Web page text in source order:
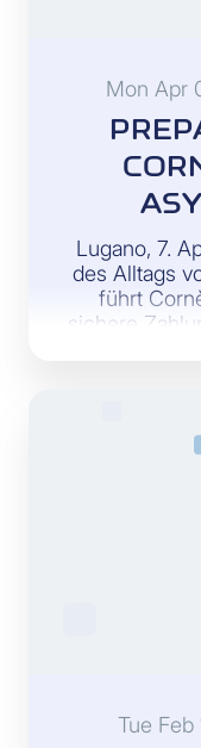
Mon Apr
Lugano, 7.
des Alltags
führt
sichere
Tue